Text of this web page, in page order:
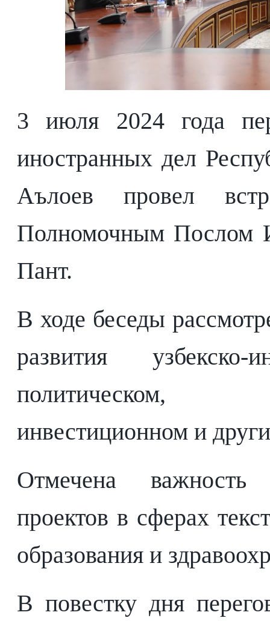
3 июля 2024 года
иностранных дел
Аълоев провел
Полномочным Послом
Пант.
В ходе беседы
развития
политическом,
инвестиционном и
Отмечена важность
проектов в сферах
образования и
В повестку дня